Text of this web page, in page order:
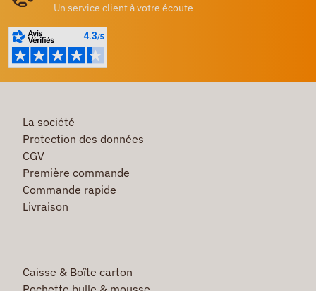
Un service client à votre écoute
La société
Protection des données
CGV
Première commande
Commande rapide
Livraison
Caisse & Boîte carton